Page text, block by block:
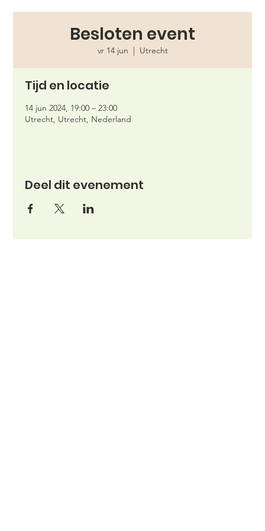
Besloten event
vr 14 jun
  |
Utrecht
Tijd en locatie
14 jun 2024, 19:00 – 23:00
Utrecht, Utrecht, Nederland
Deel dit evenement